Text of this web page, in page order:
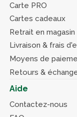
Carte PRO
Cartes cadeaux
Retrait en magasin
Livraison & frais
Moyens de
Retours &
Aide
Contactez-nous